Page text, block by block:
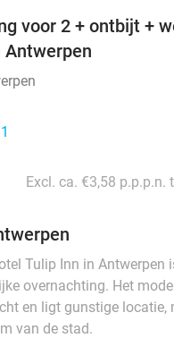
voor 2 + ontbijt +
Antwerpen
Excl. ca. €3,58 p.p.p.n.
Tulip Inn in Antwerpen
overnachting. Het
en ligt gunstige locatie,
van de stad.